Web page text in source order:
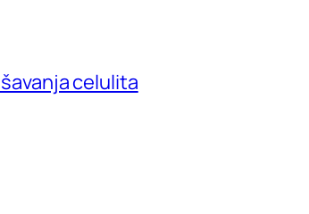
celulita